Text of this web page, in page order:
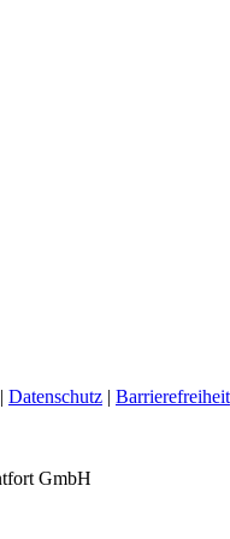
Datenschutz| Barrierefreiheit
GmbH